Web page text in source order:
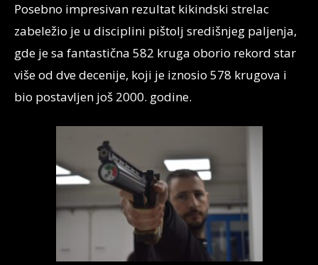
Posebno impresivan rezultat kikindski strelac
zabeležio je u disciplini pištolj središnjeg paljenja,
gde je sa fantastična 582 kruga oborio rekord star
više od dve decenije, koji je iznosio 578 krugova i
bio postavljen još 2000. godine.